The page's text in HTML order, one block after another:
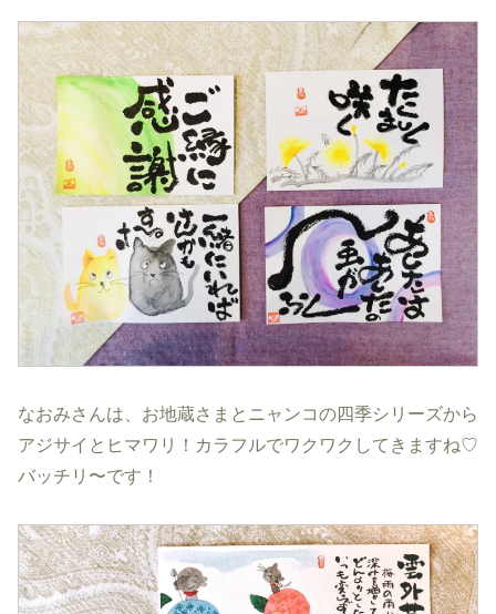
なおみさんは、お地蔵さまとニャンコの四季シリーズから
アジサイとヒマワリ！カラフルでワクワクしてきますね♡
バッチリ〜です！